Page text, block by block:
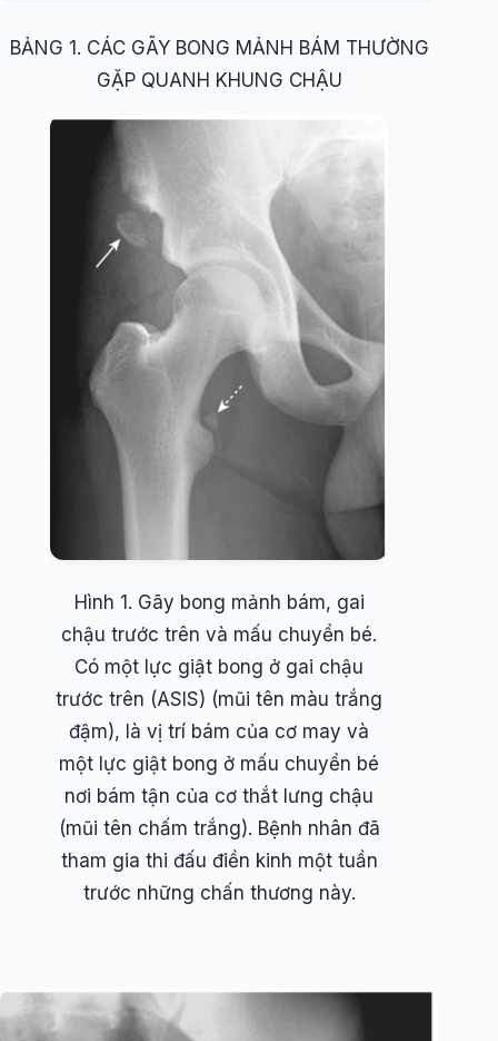
BẢNG 1. CÁC GÃY BONG MẢNH BÁM THƯỜNG
GẶP QUANH KHUNG CHẬU
Hình 1. Gãy bong mảnh bám, gai
chậu trước trên và mấu chuyển bé.
Có một lực giật bong ở gai chậu
trước trên (ASIS) (mũi tên màu trắng
đậm), là vị trí bám của cơ may và
một lực giật bong ở mấu chuyển bé
nơi bám tận của cơ thắt lưng chậu
(mũi tên chấm trắng). Bệnh nhân đã
tham gia thi đấu điền kinh một tuần
trước những chấn thương này.